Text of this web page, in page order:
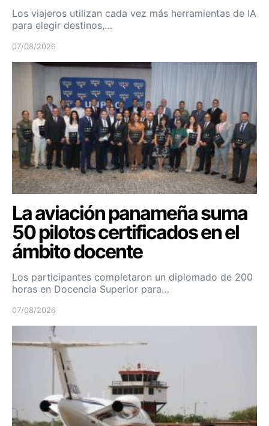
Los viajeros utilizan cada vez más herramientas de IA
para elegir destinos,…
07/08/2026
La aviación panameña suma
50 pilotos certificados en el
ámbito docente
Los participantes completaron un diplomado de 200
horas en Docencia Superior para…
07/08/2026